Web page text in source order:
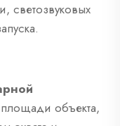
светозвуковых
объекта,